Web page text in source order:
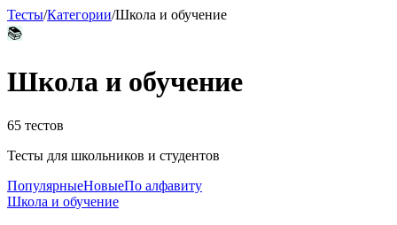
Тесты/Категории/Школа и обучение
📚
Школа и обучение
65 тестов
Тесты для школьников и студентов
ПопулярныеНовыеПо алфавиту
Школа и обучение